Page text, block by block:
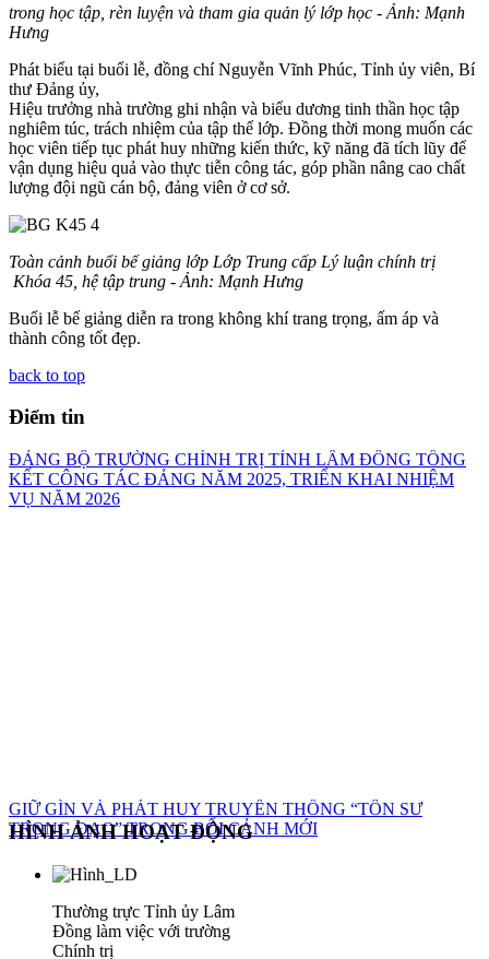
trong học tập, rèn luyện và tham gia quản lý lớp học - Ảnh: Mạnh
Hưng
Phát biểu tại buổi lễ, đồng chí Nguyễn Vĩnh Phúc, Tỉnh ủy viên, Bí
thư Đảng ủy,
Hiệu trưởng nhà trường ghi nhận và biểu dương tinh thần học tập
nghiêm túc, trách nhiệm của tập thể lớp. Đồng thời mong muốn các
học viên tiếp tục phát huy những kiến thức, kỹ năng đã tích lũy để
vận dụng hiệu quả vào thực tiễn công tác, góp phần nâng cao chất
lượng đội ngũ cán bộ, đảng viên ở cơ sở.
Toàn cảnh buổi bế giảng lớp Lớp Trung cấp Lý luận chính trị
Khóa 45, hệ tập trung - Ảnh: Mạnh Hưng
Buổi lễ bế giảng diễn ra trong không khí trang trọng, ấm áp và
thành công tốt đẹp.
back to top
Điểm tin
ĐẢNG BỘ TRƯỜNG CHÍNH TRỊ TỈNH LÂM ĐỒNG TỔNG
KẾT CÔNG TÁC ĐẢNG NĂM 2025, TRIỂN KHAI NHIỆM
VỤ NĂM 2026
GIỮ GÌN VÀ PHÁT HUY TRUYỀN THỐNG “TÔN SƯ
TRỌNG ĐẠO” TRONG BỐI CẢNH MỚI
HÌNH ẢNH HOẠT ĐỘNG
Thường trực Tỉnh ủy Lâm
Đồng làm việc với trường
Chính trị